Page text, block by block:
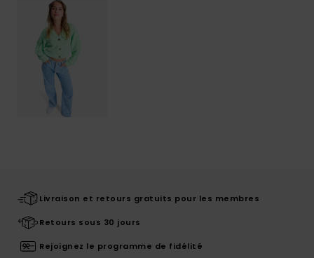
Livraison et retours gratuits pour les membres
Retours sous 30 jours
Rejoignez le programme de fidélité